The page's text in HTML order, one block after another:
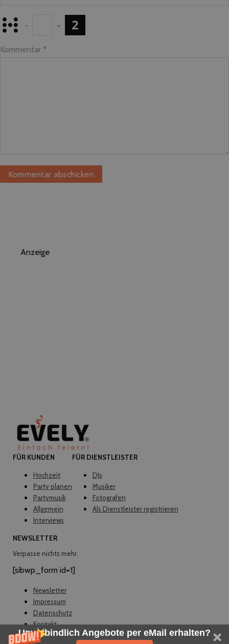
Unverbindlich Angebote per eMail erhalten?
− =
Kommentar *
Anzeige
FÜR KUNDEN
Hochzeit
Party planen
Partymusik
Allgemein
Interviews
FÜR DIENSTLEISTER
DJs
Musiker
Fotografen
Als Dienstleister registrieren
NEWSLETTER
Verpasse nichts mehr.
[sibwp_form id=1]
Newsletter
Impressum
Datenschutz
Kontakt